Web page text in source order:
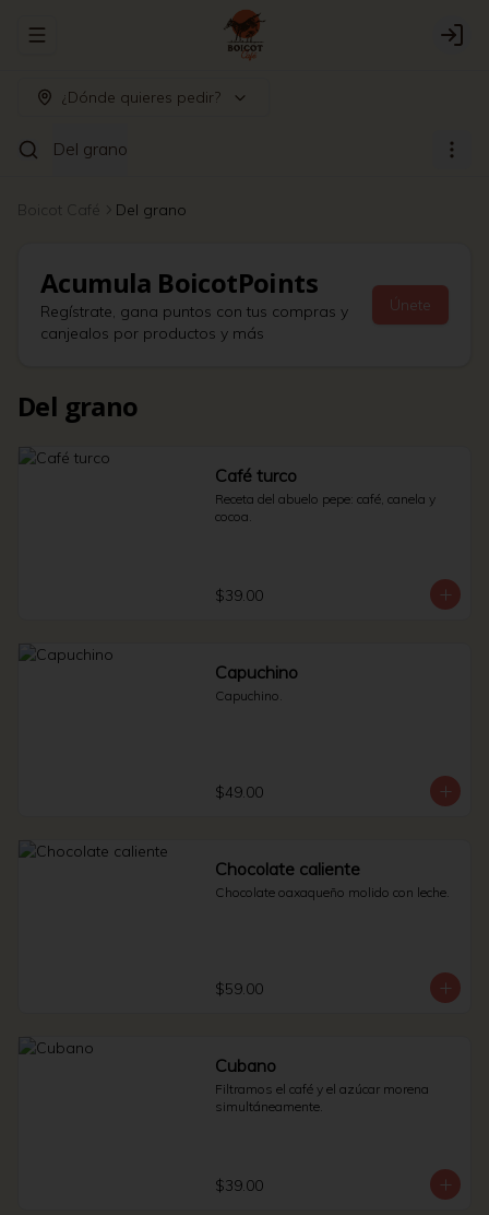
Abrir menu de navegación Login
¿Dónde quieres pedir?
Del grano
Boicot Café Del grano
Acumula BoicotPoints
Regístrate, gana puntos con tus compras y
canjealos por productos y más
Únete
Del grano
Café turco
Receta del abuelo pepe: café, canela y
cocoa.
$39.00
Capuchino
Capuchino.
$49.00
Chocolate caliente
Chocolate oaxaqueño molido con leche.
$59.00
Cubano
Filtramos el café y el azúcar morena
simultáneamente.
$39.00